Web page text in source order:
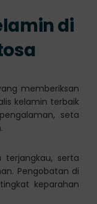
di
memberiksan
kelamin terbaik
seta
serta
Pengobatan di
keparahan